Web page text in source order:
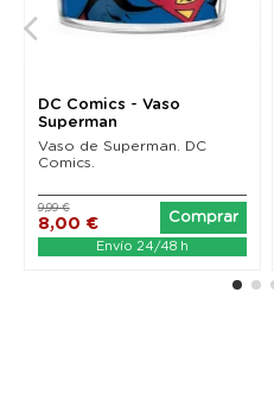
DC Comics - Vaso
Superman
Vaso de Superman. DC
Comics.
8,00 €
9,99 €
Comprar
Envío 24/48 h